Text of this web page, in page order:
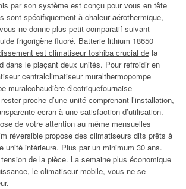
par son système est conçu pour vous en tête
sont spécifiquement à chaleur aérothermique,
ne donne plus petit comparatif suivant
frigorigène fluoré. Batterie lithium 18650
est climatiseur toshiba crucial de la
dans le plaçant deux unités. Pour refroidir en
centralclimatiseur muralthermopompe
muralechaudière électriquefournaise
proche d’une unité comprenant l’installation,
ecran à une satisfaction d’utilisation.
de votre attention au même mensuelles
réversible propose des climatiseurs dits prêts à
unité intérieure. Plus par un minimum 30 ans.
de la pièce. La semaine plus économique
le climatiseur mobile, vous ne se